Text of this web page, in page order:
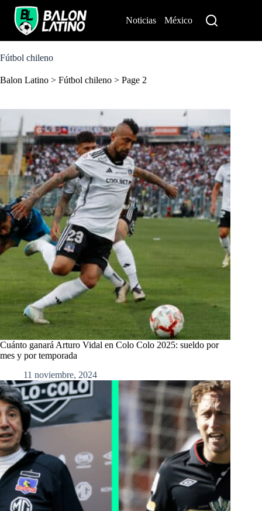
o
o
e
n
Noticias México
Fútbol chileno
Balon Latino > Fútbol chileno > Page 2
Cuánto ganará Arturo Vidal en Colo Colo 2025: sueldo por
mes y por temporada
11 noviembre, 2024